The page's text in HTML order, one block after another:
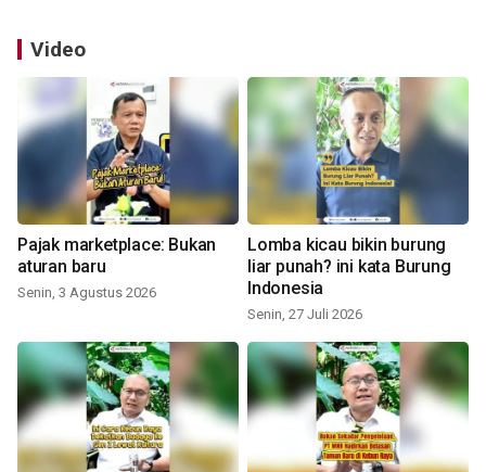
Video
Pajak marketplace: Bukan
aturan baru
Senin, 3 Agustus 2026
Lomba kicau bikin burung
liar punah? ini kata Burung
Indonesia
Senin, 27 Juli 2026